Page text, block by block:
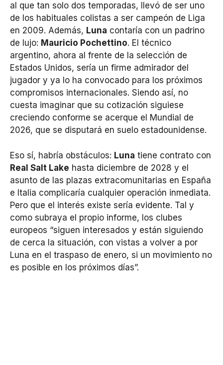
al que tan solo dos temporadas, llevó de ser uno
de los habituales colistas a ser campeón de Liga
en 2009. Además, Luna contaría con un padrino
de lujo: Mauricio Pochettino. El técnico
argentino, ahora al frente de la selección de
Estados Unidos, sería un firme admirador del
jugador y ya lo ha convocado para los próximos
compromisos internacionales. Siendo así, no
cuesta imaginar que su cotización siguiese
creciendo conforme se acerque el Mundial de
2026, que se disputará en suelo estadounidense.
Eso sí, habría obstáculos: Luna tiene contrato con
Real Salt Lake hasta diciembre de 2028 y el
asunto de las plazas extracomunitarias en España
e Italia complicaría cualquier operación inmediata.
Pero que el interés existe sería evidente. Tal y
como subraya el propio informe, los clubes
europeos “siguen interesados y están siguiendo
de cerca la situación, con vistas a volver a por
Luna en el traspaso de enero, si un movimiento no
es posible en los próximos días”.